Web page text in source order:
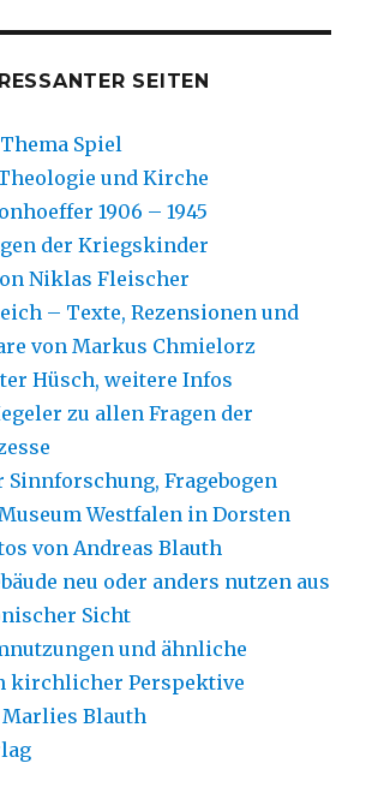
SEITEN
Spiel
und Kirche
1906 – 1945
der Kriegskinder
Niklas Fleischer
– Texte, Rezensionen und
von Markus Chmielorz
Hüsch, weitere Infos
zu allen Fragen der
Fragebogen
Westfalen in Dorsten
von Andreas Blauth
neu oder anders nutzen aus
Sicht
und ähnliche
kirchlicher Perspektive
Blauth